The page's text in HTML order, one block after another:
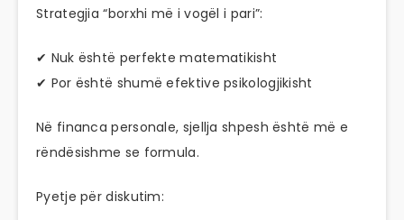
Strategjia “borxhi më i vogël i pari”:
✔ Nuk është perfekte matematikisht
✔ Por është shumë efektive psikologjikisht
Në financa personale, sjellja shpesh është më e
rëndësishme se formula.
Pyetje për diskutim: